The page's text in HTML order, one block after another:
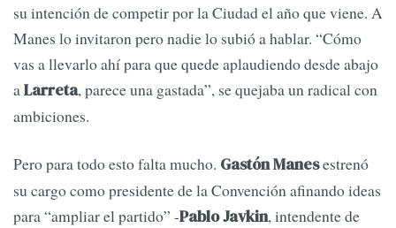
su intención de competir por la Ciudad el año que viene. A
Manes lo invitaron pero nadie lo subió a hablar. “Cómo
vas a llevarlo ahí para que quede aplaudiendo desde abajo
aLarreta, parece una gastada”, se quejaba un radical con
ambiciones.
Pero para todo esto falta mucho. Gastón Manesestrenó
su cargo como presidente de la Convención afinando ideas
para “ampliar el partido” -Pablo Javkin, intendente de